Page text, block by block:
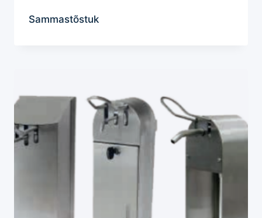
Sammastõstuk